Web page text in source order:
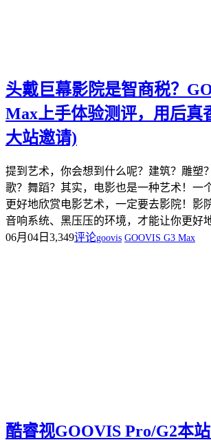
头戴巨幕影院是智商税？
Max上手体验测评，用后真
大站邀请)
提到艺术，你会想到什么呢？建筑？雕塑
歌？舞蹈？其实，电影也是一种艺术！一
更好地欣赏电影艺术，一定要去影院！影
音响系统、黑压压的环境，才能让你更好
06月04日 3,349评论goovis GOOVIS G3 Max
酷睿视GOOVIS Pro/G2本站